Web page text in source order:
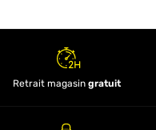
Retrait magasin gratuit